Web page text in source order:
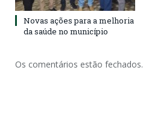
Novas ações para a melhoria
da saúde no município
Os comentários estão fechados.